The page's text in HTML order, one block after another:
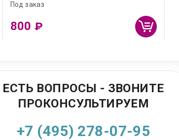
Под заказ
800₽
ЕСТЬ ВОПРОСЫ - ЗВОНИТЕ
ПРОКОНСУЛЬТИРУЕМ
+7 (495) 278-07-95